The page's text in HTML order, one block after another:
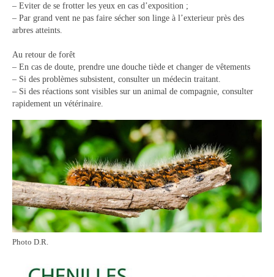
– Eviter de se frotter les yeux en cas d’exposition ;
– Par grand vent ne pas faire sécher son linge à l’exterieur près des
arbres atteints.
Au retour de forêt
– En cas de doute, prendre une douche tiède et changer de vêtements
– Si des problèmes subsistent, consulter un médecin traitant.
– Si des réactions sont visibles sur un animal de compagnie, consulter
rapidement un vétérinaire.
Photo D.R.